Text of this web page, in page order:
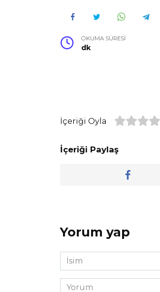
OKUMA SÜRESI
dk
İçeriği Oyla
İçeriği Paylaş
Yorum yap
İsim
*
Yorum